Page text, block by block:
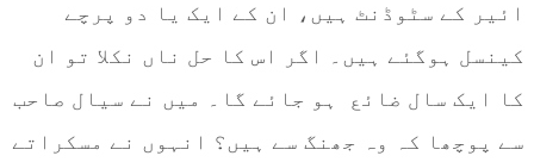
ائیر کے سٹوڈنٹ ہیں، ان کے ایک یا دو پرچے
کینسل ہوگئے ہیں۔ اگر اس کا حل ناں نکلا تو ان
کا ایک سال ضائع ہو جائے گا۔ میں نے سیال صاحب
سے پوچھا کہ وہ جھنگ سے ہیں؟ انہوں نے مسکراتے